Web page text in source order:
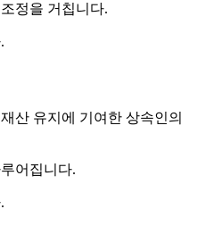
정을 거칩니다.
산 유지에 기여한 상속인의
어집니다.